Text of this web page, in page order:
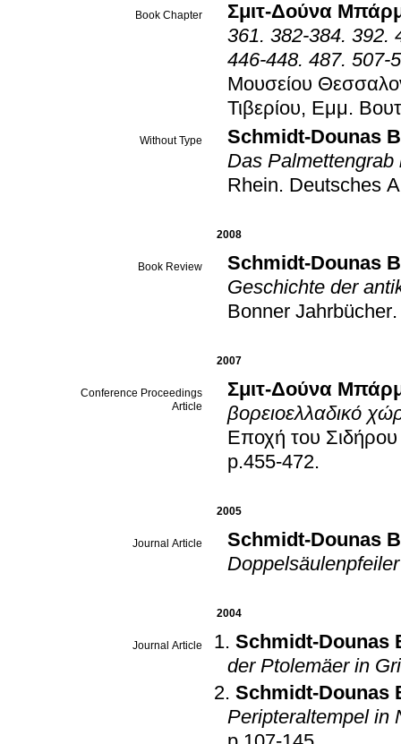
Book Chapter
Σμιτ-Δούνα
361. 382-384. 392.
446-448. 487. 507-
Μουσείου
Τιβερίου, Εμμ.
Without Type
Schmidt-Dounas
Das Palmettengrab
Rhein. Deutsches
2008
Book Review
Schmidt-Dounas
Geschichte der
Bonner Jahrbücher
2007
Conference Proceedings
Article
Σμιτ-Δούνα
βορειοελλαδικό
Εποχή του
p.455-472.
2005
Journal Article
Schmidt-Dounas
Doppelsäulenpfeiler
2004
Journal Article
Schmidt-Dounas
der Ptolemäer in
Schmidt-Dounas
Peripteraltempel in